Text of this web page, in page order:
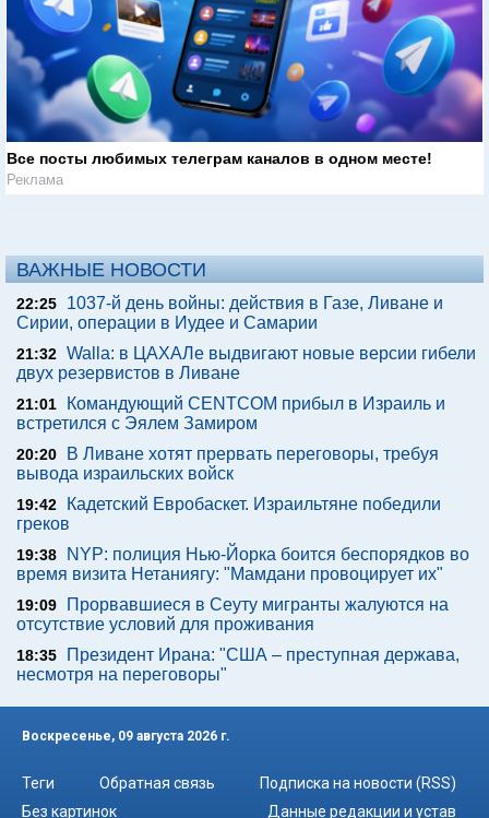
Все посты любимых телеграм каналов в одном месте!
Реклама
ВАЖНЫЕ НОВОСТИ
22:25
1037-й день войны: действия в Газе, Ливане и
Сирии, операции в Иудее и Самарии
21:32 Walla: в ЦАХАЛе выдвигают новые версии гибели
двух резервистов в Ливане
21:01
Командующий CENTCOM прибыл в Израиль и
встретился с Эялем Замиром
20:20
В Ливане хотят прервать переговоры, требуя
вывода израильских войск
19:42
Кадетский Евробаскет. Израильтяне победили
греков
19:38
NYP: полиция Нью-Йорка боится беспорядков во
время визита Нетаниягу: "Мамдани провоцирует их"
19:09
Прорвавшиеся в Сеуту мигранты жалуются на
отсутствие условий для проживания
18:35
Президент Ирана: "США – преступная держава,
несмотря на переговоры"
Воскресенье, 09 августа 2026 г.
Теги Обратная связь
Подписка на новости (RSS)
Без картинок
Данные редакции и устав